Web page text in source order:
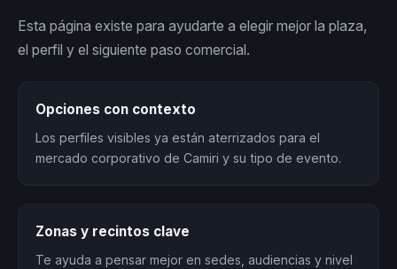
Esta página existe para ayudarte a elegir mejor la plaza,
el perfil y el siguiente paso comercial.
Opciones con contexto
Los perfiles visibles ya están aterrizados para el
mercado corporativo de Camiri y su tipo de evento.
Zonas y recintos clave
Te ayuda a pensar mejor en sedes, audiencias y nivel